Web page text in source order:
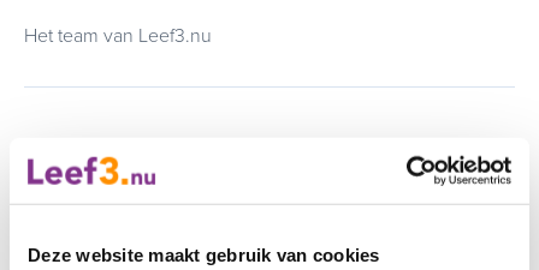
Deze website maakt gebruik van cookies
Het team van Leef3.nu
Mail Print
Ga direct naar